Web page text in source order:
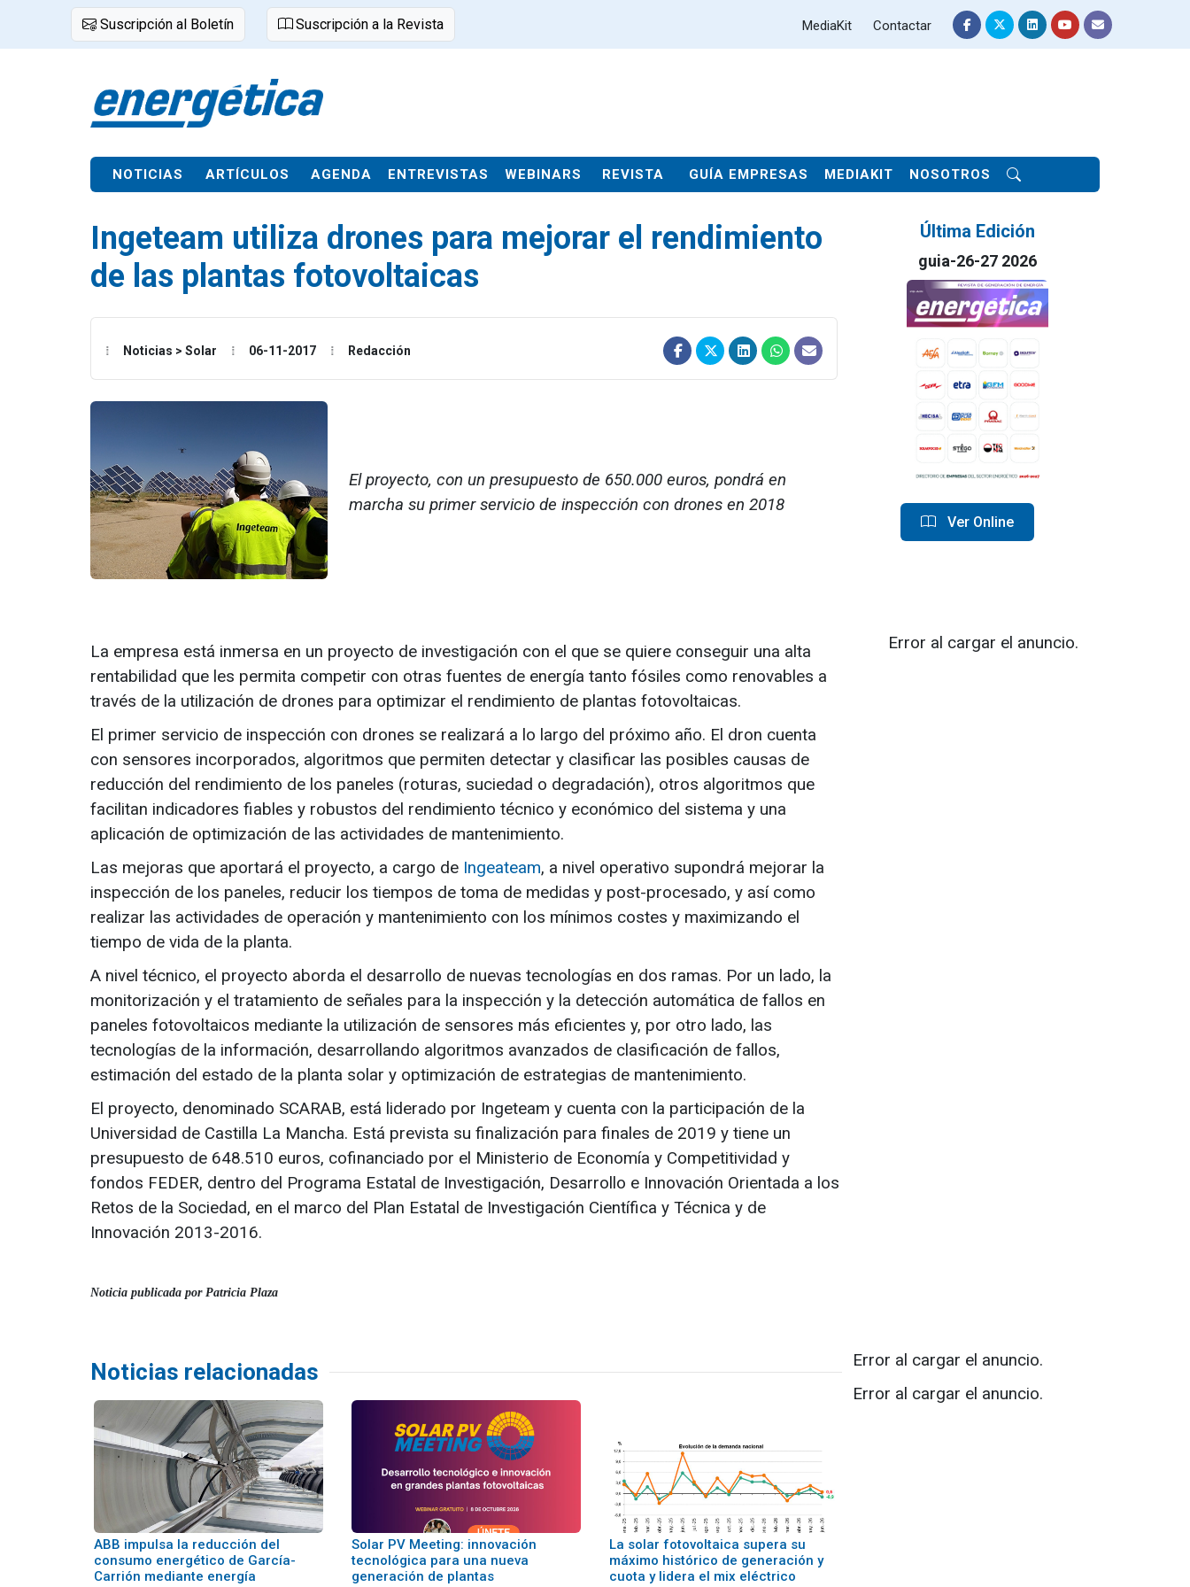
Suscripción al Boletín Suscripción a la Revista MediaKit Contactar
NOTICIAS ARTÍCULOS AGENDA ENTREVISTAS WEBINARS REVISTA GUÍA EMPRESAS MEDIAKIT NOSOTROS
Ingeteam utiliza drones para mejorar el rendimiento
de las plantas fotovoltaicas
Noticias > Solar 06-11-2017 Redacción
El proyecto, con un presupuesto de 650.000 euros, pondrá en
marcha su primer servicio de inspección con drones en 2018
Última Edición
guia-26-27 2026
Ver Online
La empresa está inmersa en un proyecto de investigación con el que se quiere conseguir una alta
rentabilidad que les permita competir con otras fuentes de energía tanto fósiles como renovables a
través de la utilización de drones para optimizar el rendimiento de plantas fotovoltaicas.
El primer servicio de inspección con drones se realizará a lo largo del próximo año. El dron cuenta
con sensores incorporados, algoritmos que permiten detectar y clasificar las posibles causas de
reducción del rendimiento de los paneles (roturas, suciedad o degradación), otros algoritmos que
facilitan indicadores fiables y robustos del rendimiento técnico y económico del sistema y una
aplicación de optimización de las actividades de mantenimiento.
Las mejoras que aportará el proyecto, a cargo de Ingeateam, a nivel operativo supondrá mejorar la
inspección de los paneles, reducir los tiempos de toma de medidas y post-procesado, y así como
realizar las actividades de operación y mantenimiento con los mínimos costes y maximizando el
tiempo de vida de la planta.
A nivel técnico, el proyecto aborda el desarrollo de nuevas tecnologías en dos ramas. Por un lado, la
monitorización y el tratamiento de señales para la inspección y la detección automática de fallos en
paneles fotovoltaicos mediante la utilización de sensores más eficientes y, por otro lado, las
tecnologías de la información, desarrollando algoritmos avanzados de clasificación de fallos,
estimación del estado de la planta solar y optimización de estrategias de mantenimiento.
El proyecto, denominado SCARAB, está liderado por Ingeteam y cuenta con la participación de la
Universidad de Castilla La Mancha. Está prevista su finalización para finales de 2019 y tiene un
presupuesto de 648.510 euros, cofinanciado por el Ministerio de Economía y Competitividad y
fondos FEDER, dentro del Programa Estatal de Investigación, Desarrollo e Innovación Orientada a los
Retos de la Sociedad, en el marco del Plan Estatal de Investigación Científica y Técnica y de
Innovación 2013-2016.
Noticia publicada por Patricia Plaza
Error al cargar el anuncio.
Noticias relacionadas
ABB impulsa la reducción del
consumo energético de García-
Carrión mediante energía
Solar PV Meeting: innovación
tecnológica para una nueva
generación de plantas
La solar fotovoltaica supera su
máximo histórico de generación y
cuota y lidera el mix eléctrico
Error al cargar el anuncio.
Error al cargar el anuncio.